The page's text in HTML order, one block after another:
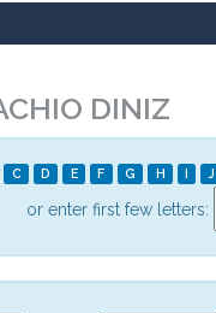
DINIZ
C D E F G H I J
or enter first few letters: